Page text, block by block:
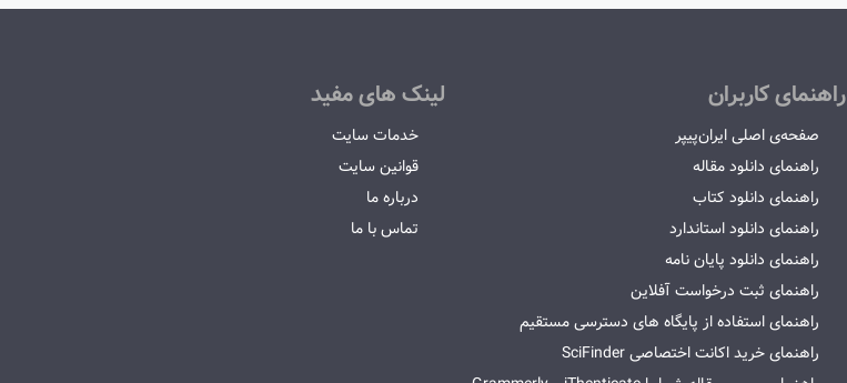
راهنمای کاربران
صفحه‌ی اصلی ایران‌پیپر
راهنمای دانلود مقاله
راهنمای دانلود کتاب
راهنمای دانلود استاندارد
راهنمای دانلود پایان نامه
راهنمای ثبت درخواست آفلاین
راهنمای استفاده از پایگاه های دسترسی مستقیم
راهنمای خرید اکانت اختصاصی SciFinder
لینک های مفید
خدمات سایت
قوانین سایت
درباره ما
تماس با ما